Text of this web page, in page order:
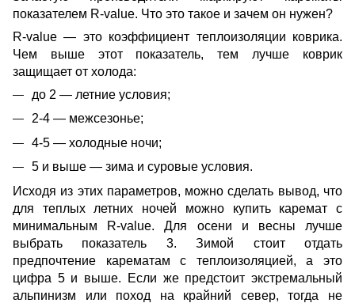
показателем R-value. Что это такое и зачем он нужен?
R-value — это коэффициент теплоизоляции коврика.
Чем выше этот показатель, тем лучше коврик
защищает от холода:
до 2 — летние условия;
2-4 — межсезонье;
4-5 — холодные ночи;
5 и выше — зима и суровые условия.
Исходя из этих параметров, можно сделать вывод, что
для теплых летних ночей можно купить каремат с
минимальным R-value. Для осени и весны лучше
выбрать показатель 3. Зимой стоит отдать
предпочтение карематам с теплоизоляцией, а это
цифра 5 и выше. Если же предстоит экстремальный
альпинизм или поход на крайний север, тогда не